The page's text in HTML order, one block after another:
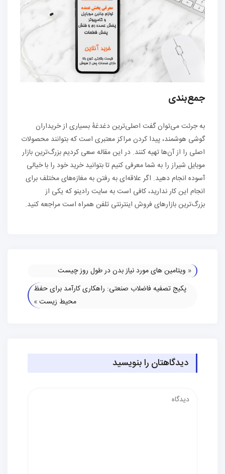
جمع‌بندی
به جرئت می‌توان گفت اصلی‌ترین دغدغهٔ بسیاری از خریداران
گوشی هوشمند، پیدا کردن مراکز معتبری است که بتوانند محصولات
اصلی را از آن‌ها تهیه کنند. در این مقاله سعی کردیم بزرگ‌ترین بازار
موبایل شیراز را به شما معرفی کنیم تا بتوانید خرید خود را با خیالی
آسوده انجام دهید. اگر علاقه‌ای به رفتن به مغازه‌های مختلف برای
انجام این کار ندارید، کافی است به سایت رادینو که یکی از
بزرگ‌ترین بازارهای فروش اینترنتی تلفن همراه است مراجعه کنید.
« ویتامین های مورد نیاز بدن در طول روز چیست
پکیج تصفیه فاضلاب صنعتی: راهکاری کارآمد برای حفظ
محیط زیست»
دیدگاهتان را بنویسید